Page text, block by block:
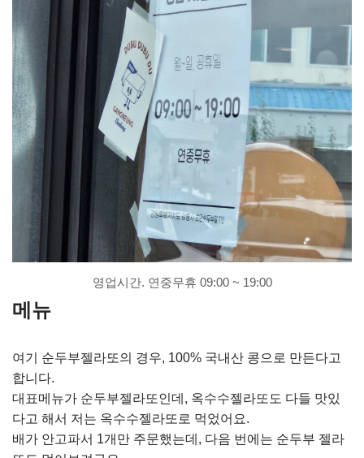
영업시간. 연중무휴 09:00 ~ 19:00
메뉴
여기 순두부젤라또의 경우, 100% 국내산 콩으로 만든다고
합니다.
대표메뉴가 순두부젤라또인데, 옥수수젤라또도 다들 맛있
다고 해서 저는 옥수수젤라또로 먹었어요.
배가 안고파서 1개만 주문했는데, 다음 번에는 순두부 젤라